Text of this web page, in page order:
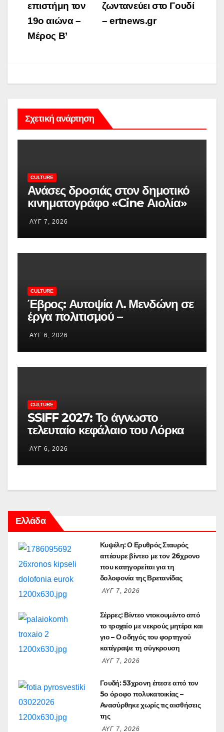
ζωντανεύει στο Γουδί
– ertnews.gr
επιστήμη τον
19ο αιώνα –
Μέρος Β’
Σχετική ανάρτηση
CULTURE
Ανάσες δροσιάς στον δημοτικό
κινηματογράφο «Cine Αιολία»
στην Καισαριανή – ertnews.gr
ΑΥΓ 7, 2026
CULTURE
Έβρος: Αυτοψία Λ. Μενδώνη σε
έργα πολιτισμού –
Αποκαθίσταται το Τέμενος
Βαγιαζήτ
ΑΥΓ 6, 2026
CULTURE
SSIFF 2027: Το άγνωστο
τελευταίο κεφάλαιο του Λόρκα
ζωντανεύει στο Σαν Σεμπαστιάν
– ertnews.gr
ΑΥΓ 6, 2026
Ελλάδα
Κυψέλη: Ο Ερυθρός Σταυρός
απέσυρε βίντεο με τον 26χρονο
που κατηγορείται για τη
δολοφονία της Βρετανίδας
ΑΥΓ 7, 2026
Σέρρες: Βίντεο ντοκουμέντο από
το τροχαίο με νεκρούς μητέρα και
γιο – Ο οδηγός του φορτηγού
κατέγραψε τη σύγκρουση
ΑΥΓ 7, 2026
Γουδή: 53χρονη έπεσε από τον
5ο όροφο πολυκατοικίας –
Ανασύρθηκε χωρίς τις αισθήσεις
της
ΑΥΓ 7, 2026